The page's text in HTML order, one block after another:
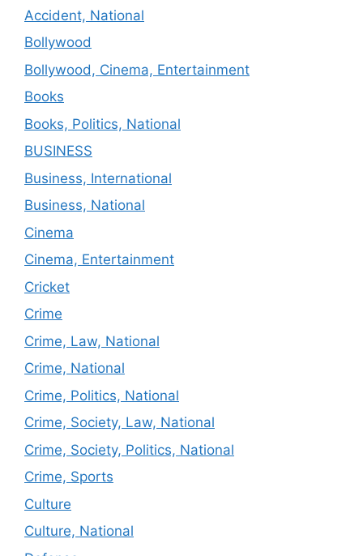
Accident, National
Bollywood
Bollywood, Cinema, Entertainment
Books
Books, Politics, National
BUSINESS
Business, International
Business, National
Cinema
Cinema, Entertainment
Cricket
Crime
Crime, Law, National
Crime, National
Crime, Politics, National
Crime, Society, Law, National
Crime, Society, Politics, National
Crime, Sports
Culture
Culture, National